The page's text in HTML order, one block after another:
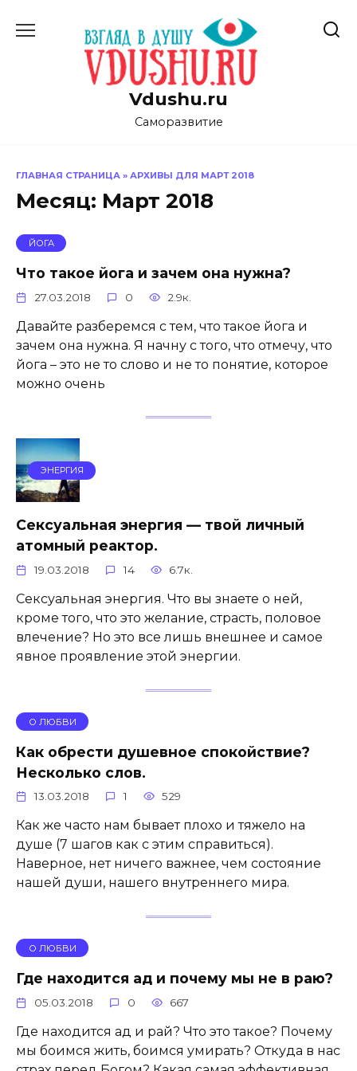
содержанию
Vdushu.ru
Саморазвитие
ГЛАВНАЯ СТРАНИЦА » АРХИВЫ ДЛЯ МАРТ 2018
Месяц: Март 2018
ЙОГА
Что такое йога и зачем она нужна?
27.03.2018 0 2.9к.
Давайте разберемся с тем, что такое йога и
зачем она нужна. Я начну с того, что отмечу, что
йога – это не то слово и не то понятие, которое
можно очень
ЭНЕРГИЯ
Сексуальная энергия — твой личный
атомный реактор.
19.03.2018 14 6.7к.
Сексуальная энергия. Что вы знаете о ней,
кроме того, что это желание, страсть, половое
влечение? Но это все лишь внешнее и самое
явное проявление этой энергии.
О ЛЮБВИ
Как обрести душевное спокойствие?
Несколько слов.
13.03.2018 1 529
Как же часто нам бывает плохо и тяжело на
душе (7 шагов как с этим справиться).
Наверное, нет ничего важнее, чем состояние
нашей души, нашего внутреннего мира.
О ЛЮБВИ
Где находится ад и почему мы не в раю?
05.03.2018 0 667
Где находится ад и рай? Что это такое? Почему
мы боимся жить, боимся умирать? Откуда в нас